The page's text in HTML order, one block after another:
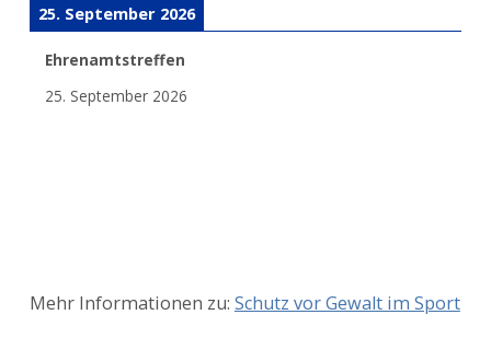
25. September 2026
Ehrenamtstreffen
25. September 2026
Mehr Informationen zu: Schutz vor Gewalt im Sport